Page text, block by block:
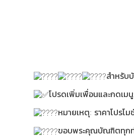
สำหรับ
โปรดเพิ่มเพื่อนและกดเม
หมายเหตุ: ราคาโปรโ
ขอบพระคุณบัณฑิตทุก